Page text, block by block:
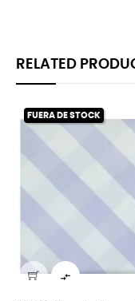
RELATED
FUERA DE STOCK
